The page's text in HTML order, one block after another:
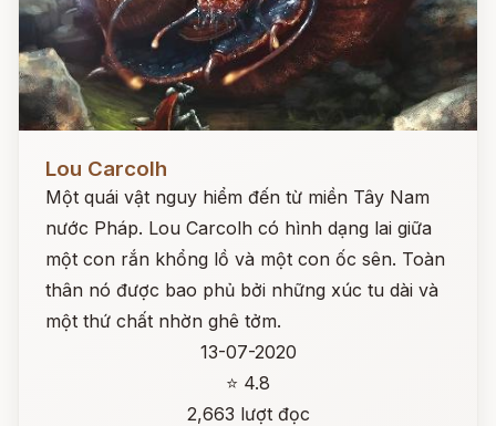
Lou Carcolh
Một quái vật nguy hiểm đến từ miền Tây Nam
nước Pháp. Lou Carcolh có hình dạng lai giữa
một con rắn khổng lồ và một con ốc sên. Toàn
thân nó được bao phủ bởi những xúc tu dài và
một thứ chất nhờn ghê tởm.
13-07-2020
⭐ 4.8
2,663 lượt đọc